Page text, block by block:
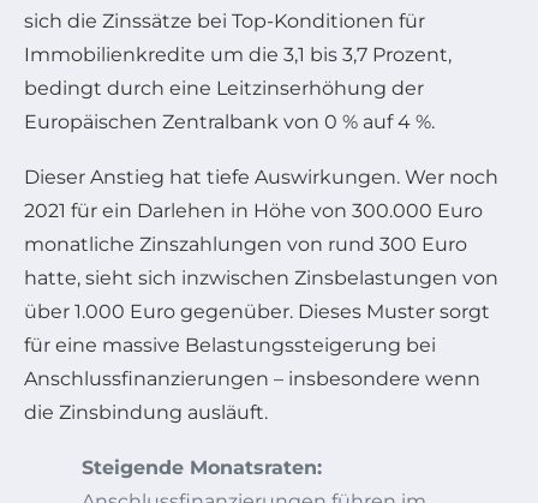
sich die Zinssätze bei Top-Konditionen für
Immobilienkredite um die 3,1 bis 3,7 Prozent,
bedingt durch eine Leitzinserhöhung der
Europäischen Zentralbank von 0 % auf 4 %.
Dieser Anstieg hat tiefe Auswirkungen. Wer noch
2021 für ein Darlehen in Höhe von 300.000 Euro
monatliche Zinszahlungen von rund 300 Euro
hatte, sieht sich inzwischen Zinsbelastungen von
über 1.000 Euro gegenüber. Dieses Muster sorgt
für eine massive Belastungssteigerung bei
Anschlussfinanzierungen – insbesondere wenn
die Zinsbindung ausläuft.
Steigende Monatsraten: